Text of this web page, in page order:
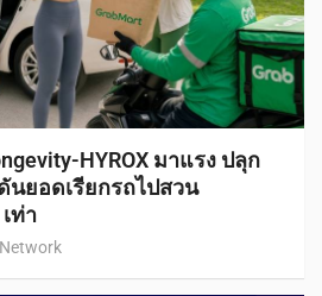
HYROX มาแรง ปลุก
นยอดเรียกรถไปสวน
ท่า